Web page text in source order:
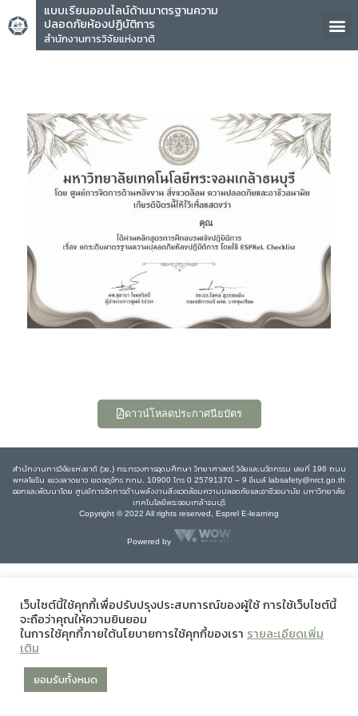
แบบเรียนออนไลน์ด้านมาตรฐานความ
ปลอดภัยห้องปฏิบัติการ
สำนักงานการวิจัยแห่งชาติ
คุณ
ดาวน์โหลดประกาศนียบัตร
สำนักงานการวิจัยแห่งชาติ (วช.) กระทรวงการอุดมศึกษา วิทยาศาสตร์ วิจัยและนวัตกรรม เลขที่ 196 ถนน
พหลโยธิน แขวงลาดยาว เขตจตุจักร กทม. 10900 โทร 0 25791370 – 9 อีเมล์ labsafety@nrct.go.th
ออกและพัฒนาโดย ศูนย์การจัดการด้านพลังงานสิ่งแวดล้อมความปลอดภัยและอาชีวอนามัย มหาวิทยาลัย
เทคโนโลยีพระจอมเกล้าธนบุรี
Copyright © 2022 All rights reserved, Esprel E-learning
Powered by
เว็บไซต์นี้ใช้คุกกี้เพื่อปรับปรุงประสบการณ์ของผู้ใช้ การใช้เว็บไซต์นี้
จะถือว่าคุณให้ความยินยอม
ในการใช้คุกกี้ภายใต้นโยบายการใช้คุกกี้ของเรา รายละเอียดเพิ่ม
เติม
ยอมรับทั้งหมด